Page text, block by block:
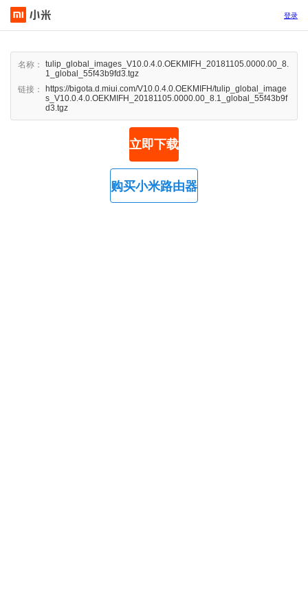
登录
名称：
tulip_global_images_V10.0.4.0.OEKMIFH_20181105.0000.00_8.
1_global_55f43b9fd3.tgz
链接：
https://bigota.d.miui.com/V10.0.4.0.OEKMIFH/tulip_global_image
s_V10.0.4.0.OEKMIFH_20181105.0000.00_8.1_global_55f43b9f
d3.tgz
立即下载
购买小米路由器